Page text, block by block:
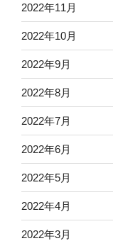
2022年11月
2022年10月
2022年9月
2022年8月
2022年7月
2022年6月
2022年5月
2022年4月
2022年3月